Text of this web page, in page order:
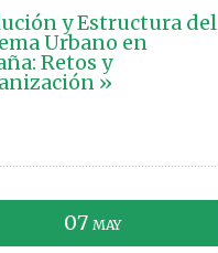
y Estructura del
Urbano en
Retos y
»
07 MAY